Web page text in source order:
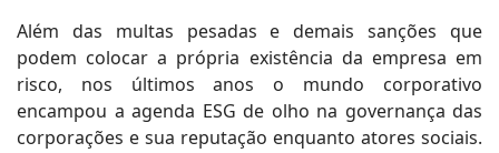
Além das multas pesadas e demais sanções que
podem colocar a própria existência da empresa em
risco, nos últimos anos o mundo corporativo
encampou a agenda ESG de olho na governança das
corporações e sua reputação enquanto atores sociais.